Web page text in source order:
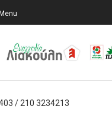
/ 210 3234213